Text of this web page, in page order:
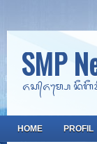
SMP
ᬏᬲ᭄ᬏᬫ᭄ᬧᬾ
HOME PROFIL